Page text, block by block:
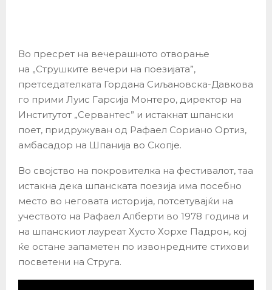
Во пресрет на вечерашното отворање
на „Струшките вечери на поезијата”,
претседателката Гордана Сиљановска-Давкова
го прими Луис Гарсија Монтеро, директор на
Институтот „Сервантес” и истакнат шпански
поет, придружуван од Рафаел Сориано Ортиз,
амбасадор на Шпанија во Скопје.
Во својство на покровителка на фестивалот, таа
истакна дека шпанската поезија има посебно
место во неговата историја, потсетувајќи на
учеството на Рафаел Алберти во 1978 година и
на шпанскиот лауреат Хусто Хорхе Падрон, кој
ќе остане запаметен по извонредните стихови
посветени на Струга.